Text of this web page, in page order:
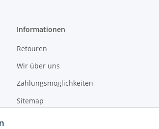
Informationen
Retouren
Wir über uns
Zahlungsmöglichkeiten
Sitemap